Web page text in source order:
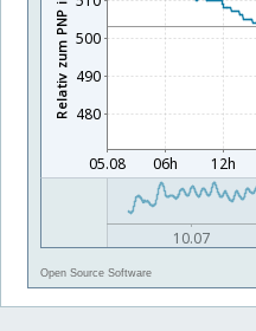
Open Source Software